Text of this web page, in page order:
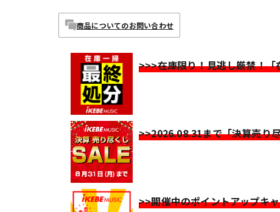
商品についてのお問い合わせ
>>>在庫限り！見逃し厳禁！「
>>2026.08.31まで「決算売り
>>開催中のポイントアップキ